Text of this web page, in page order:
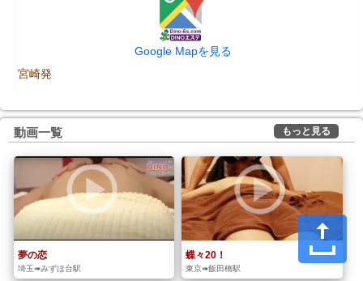
Google Mapを見る
宮崎発
動画一覧 もっと見る
夢の恋
埼玉➠みずほ台駅
蝶々20！
東京➠飯田橋駅